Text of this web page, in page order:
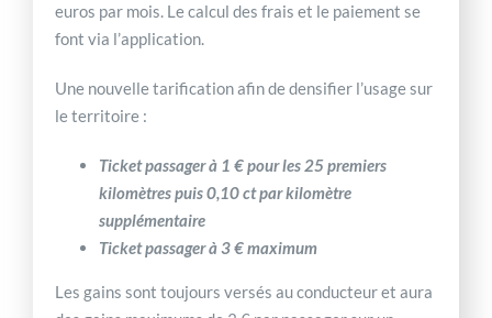
euros par mois. Le calcul des frais et le paiement se
font via l’application.
Une nouvelle tarification afin de densifier l’usage sur
le territoire :
Ticket passager à 1 € pour les 25 premiers
kilomètres puis 0,10 ct par kilomètre
supplémentaire
Ticket passager à 3 € maximum
Les gains sont toujours versés au conducteur et aura